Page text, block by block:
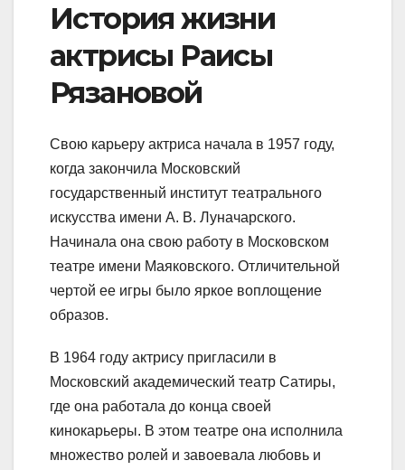
История жизни
актрисы Раисы
Рязановой
Свою карьеру актриса начала в 1957 году,
когда закончила Московский
государственный институт театрального
искусства имени А. В. Луначарского.
Начинала она свою работу в Московском
театре имени Маяковского. Отличительной
чертой ее игры было яркое воплощение
образов.
В 1964 году актрису пригласили в
Московский академический театр Сатиры,
где она работала до конца своей
кинокарьеры. В этом театре она исполнила
множество ролей и завоевала любовь и